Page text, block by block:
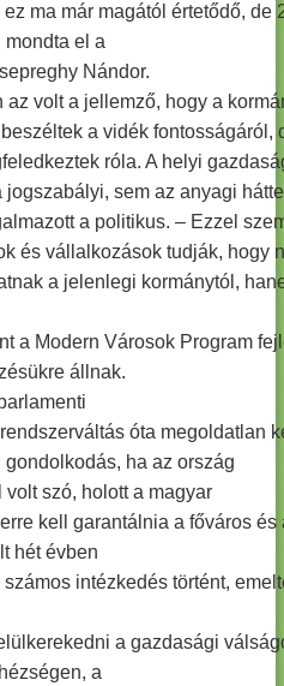
ma már magától értetődő, de
mondta el a
Nándor.
volt a jellemző, hogy a
a vidék fontosságáról,
róla. A helyi
jogszabályi, sem az anyagi
a politikus. – Ezzel
és vállalkozások tudják, hogy
a jelenlegi kormánytól,
a Modern Városok Program
állnak.
óta megoldatlan
ha az ország
szó, holott a magyar
kell garantálnia a főváros és
hét évben
intézkedés történt,
a gazdasági
a